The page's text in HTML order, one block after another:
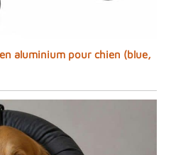
aluminium pour chien (blue,